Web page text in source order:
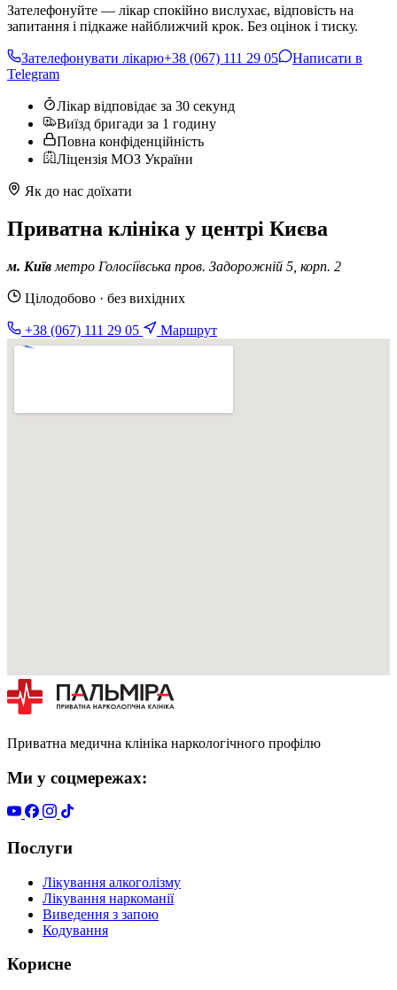
Зателефонуйте — лікар спокійно вислухає, відповість на
запитання і підкаже найближчий крок. Без оцінок і тиску.
Зателефонувати лікарю+38 (067) 111 29 05
Написати в
Telegram
Лікар відповідає за 30 секунд
Виїзд бригади за 1 годину
Повна конфіденційність
Ліцензія МОЗ України
Як до нас доїхати
Приватна клініка у центрі Києва
м. Київ метро Голосіївська пров. Задорожній 5, корп. 2
Цілодобово · без вихідних
+38 (067) 111 29 05 Маршрут
Приватна медична клініка наркологічного профілю
Ми у соцмережах:
Послуги
Лікування алкоголізму
Лікування наркоманії
Виведення з запою
Кодування
Корисне